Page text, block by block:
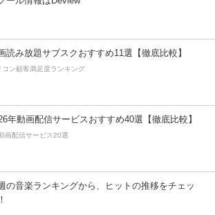
読み放題サブスクおすすめ11選【徹底比較】
コン顧客満足度ランキング
年動画配信サービスおすすめ40選【徹底比較】
画配信サービス20選
の音楽ランキングから、ヒットの推移をチェッ